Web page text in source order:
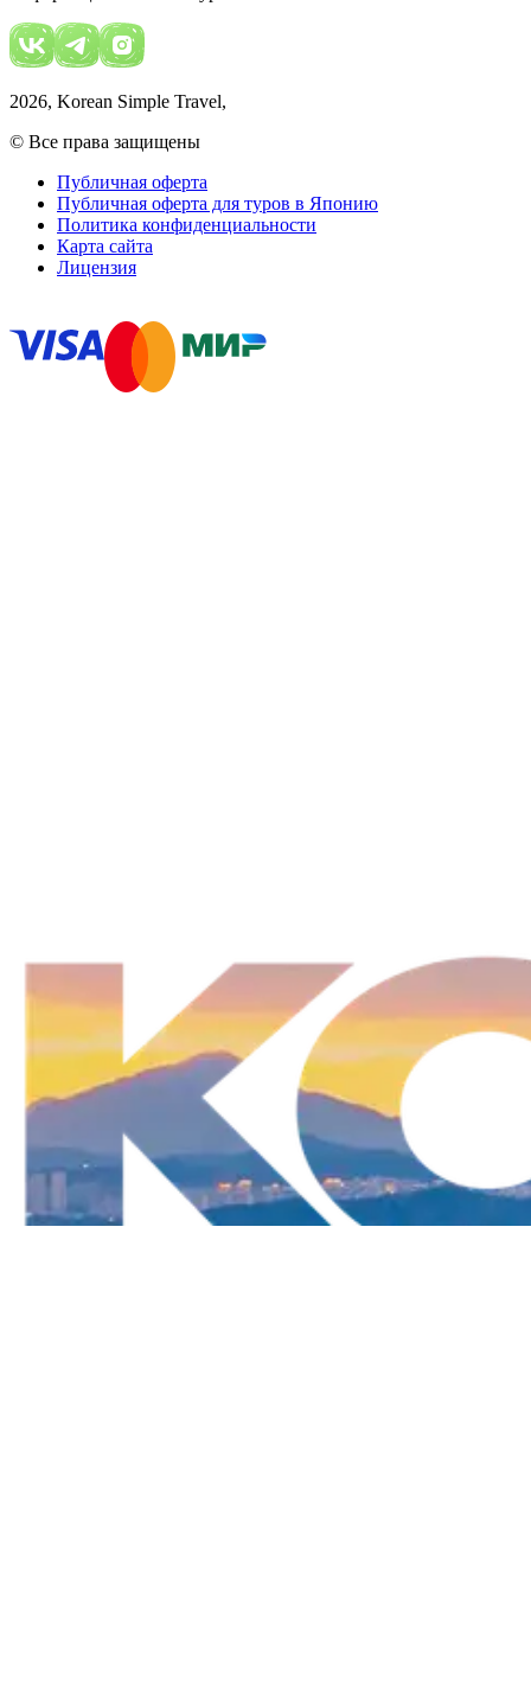
2026, Korean Simple Travel,
© Все права защищены
Публичная оферта
Публичная оферта для туров в Японию
Политика конфиденциальности
Карта сайта
Лицензия